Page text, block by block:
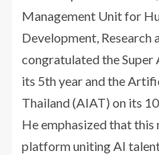
Management Unit for
Development,
congratulated the Super
its 5th year and the
Thailand (AIAT) on its
He emphasized that
platform uniting AI